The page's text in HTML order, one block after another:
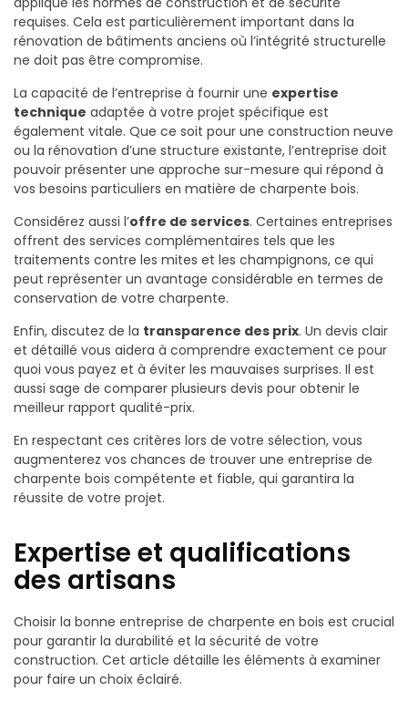
requises. Cela est particulièrement important dans la
rénovation de bâtiments anciens où l’intégrité structurelle
ne doit pas être compromise.
La capacité de l’entreprise à fournir une expertise
technique adaptée à votre projet spécifique est
également vitale. Que ce soit pour une construction neuve
ou la rénovation d’une structure existante, l’entreprise doit
pouvoir présenter une approche sur-mesure qui répond à
vos besoins particuliers en matière de charpente bois.
Considérez aussi l’offre de services. Certaines entreprises
offrent des services complémentaires tels que les
traitements contre les mites et les champignons, ce qui
peut représenter un avantage considérable en termes de
conservation de votre charpente.
Enfin, discutez de la transparence des prix. Un devis clair
et détaillé vous aidera à comprendre exactement ce pour
quoi vous payez et à éviter les mauvaises surprises. Il est
aussi sage de comparer plusieurs devis pour obtenir le
meilleur rapport qualité-prix.
En respectant ces critères lors de votre sélection, vous
augmenterez vos chances de trouver une entreprise de
charpente bois compétente et fiable, qui garantira la
réussite de votre projet.
Expertise et qualifications
des artisans
Choisir la bonne entreprise de charpente en bois est crucial
pour garantir la durabilité et la sécurité de votre
construction. Cet article détaille les éléments à examiner
pour faire un choix éclairé.